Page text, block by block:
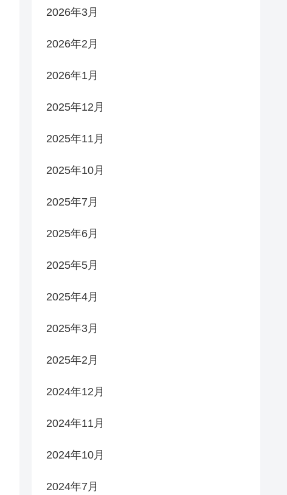
2026年3月
2026年2月
2026年1月
2025年12月
2025年11月
2025年10月
2025年7月
2025年6月
2025年5月
2025年4月
2025年3月
2025年2月
2024年12月
2024年11月
2024年10月
2024年7月